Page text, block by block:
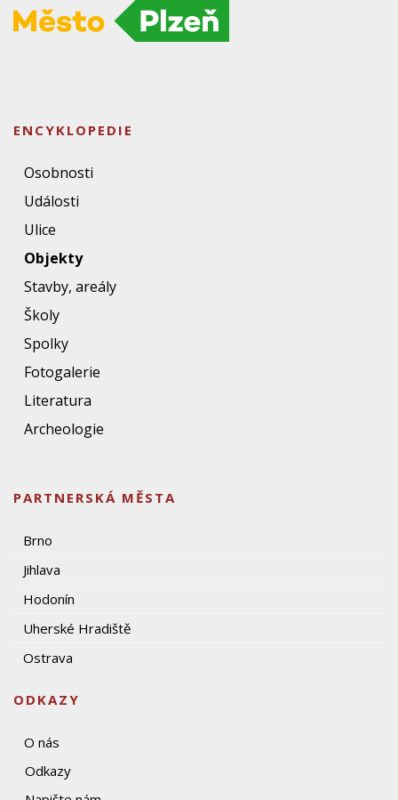
ENCYKLOPEDIE
Osobnosti
Události
Ulice
Objekty
Stavby, areály
Školy
Spolky
Fotogalerie
Literatura
Archeologie
PARTNERSKÁ MĚSTA
Brno
Jihlava
Hodonín
Uherské Hradiště
Ostrava
ODKAZY
O nás
Odkazy